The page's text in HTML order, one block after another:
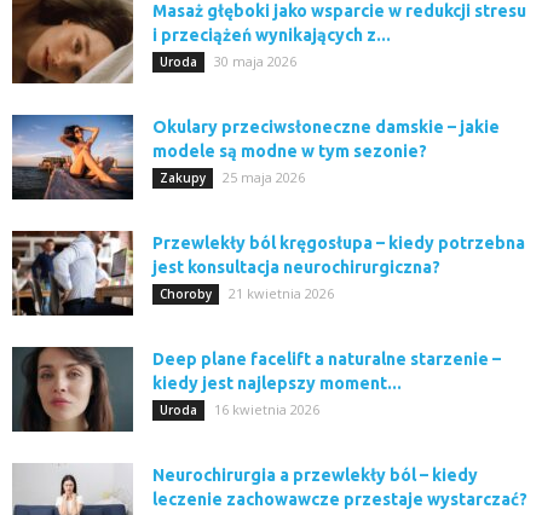
Masaż głęboki jako wsparcie w redukcji stresu
i przeciążeń wynikających z...
Uroda 30 maja 2026
Okulary przeciwsłoneczne damskie – jakie
modele są modne w tym sezonie?
Zakupy 25 maja 2026
Przewlekły ból kręgosłupa – kiedy potrzebna
jest konsultacja neurochirurgiczna?
Choroby 21 kwietnia 2026
Deep plane facelift a naturalne starzenie –
kiedy jest najlepszy moment...
Uroda 16 kwietnia 2026
Neurochirurgia a przewlekły ból – kiedy
leczenie zachowawcze przestaje wystarczać?